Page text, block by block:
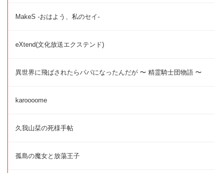
MakeS -おはよう、私のセイ-
eXtend(文化放送エクステンド)
異世界に飛ばされたらパパになったんだが 〜 精霊騎士団物語 〜
karoooome
久我山栞の死様手帖
孤島の魔女と放蕩王子